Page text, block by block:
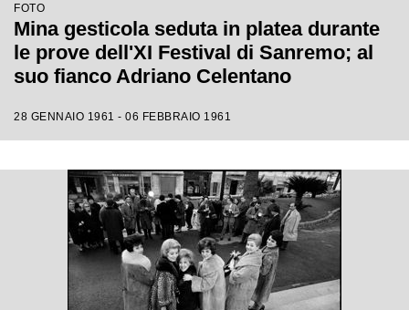
FOTO
Mina gesticola seduta in platea durante
le prove dell'XI Festival di Sanremo; al
suo fianco Adriano Celentano
28 GENNAIO 1961 - 06 FEBBRAIO 1961